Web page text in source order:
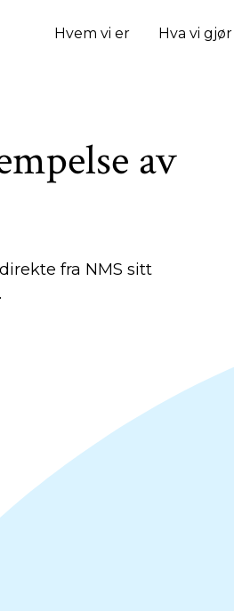
Hvem vi er Hva vi gjør
av
fra NMS sitt